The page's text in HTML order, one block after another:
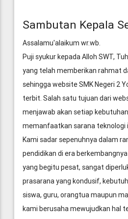
Sambutan Kepala
Assalamu'alaikum wr.wb.
Puji syukur kepada Alloh SWT,
yang telah memberikan rahmat
sehingga website SMK Negeri 2
terbit. Salah satu tujuan dari
menjawab akan setiap
memanfaatkan sarana teknologi
Kami sadar sepenuhnya dalam
pendidikan di era
yang begitu pesat, sangat
prasarana yang kondusif,
siswa, guru, orangtua maupun
kami berusaha mewujudkan hal